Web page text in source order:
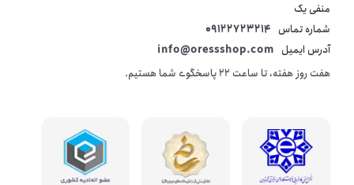
منفی یک
شماره تماس 09122723214
آدرس ایمیل info@oressshop.com
هفت روز هفته، تا ساعت 22 پاسخگوی شما هستیم.